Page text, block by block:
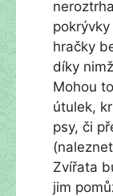
hračky
díky
Mohou
útulek,
psy, či
Zvířata
jim